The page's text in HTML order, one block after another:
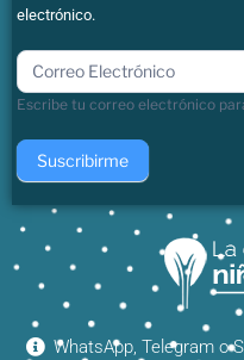
electrónico.
boletin
Escribe tu correo electrónico
Suscribirme
WhatsApp, Telegram o